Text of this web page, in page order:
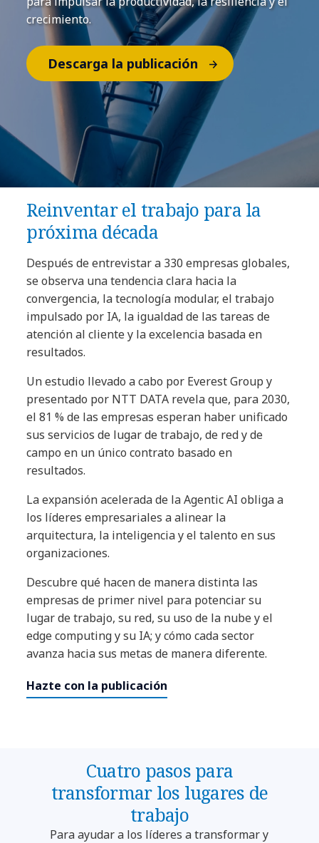
crecimiento.
Descarga la publicación
Reinventar el trabajo para la
próxima década
Después de entrevistar a 330 empresas globales,
se observa una tendencia clara hacia la
convergencia, la tecnología modular, el trabajo
impulsado por IA, la igualdad de las tareas de
atención al cliente y la excelencia basada en
resultados.
Un estudio llevado a cabo por Everest Group y
presentado por NTT DATA revela que, para 2030,
el 81 % de las empresas esperan haber unificado
sus servicios de lugar de trabajo, de red y de
campo en un único contrato basado en
resultados.
La expansión acelerada de la Agentic AI obliga a
los líderes empresariales a alinear la
arquitectura, la inteligencia y el talento en sus
organizaciones.
Descubre qué hacen de manera distinta las
empresas de primer nivel para potenciar su
lugar de trabajo, su red, su uso de la nube y el
edge computing y su IA; y cómo cada sector
avanza hacia sus metas de manera diferente.
Hazte con la publicación
Cuatro pasos para
transformar los lugares de
trabajo
Para ayudar a los líderes a transformar y